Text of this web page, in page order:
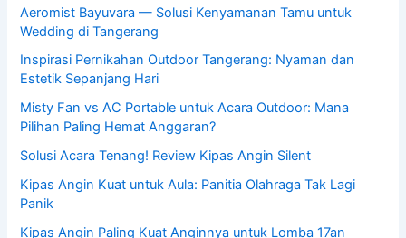
Aeromist Bayuvara — Solusi Kenyamanan Tamu untuk
Wedding di Tangerang
Inspirasi Pernikahan Outdoor Tangerang: Nyaman dan
Estetik Sepanjang Hari
Misty Fan vs AC Portable untuk Acara Outdoor: Mana
Pilihan Paling Hemat Anggaran?
Solusi Acara Tenang! Review Kipas Angin Silent
Kipas Angin Kuat untuk Aula: Panitia Olahraga Tak Lagi
Panik
Kipas Angin Paling Kuat Anginnya untuk Lomba 17an